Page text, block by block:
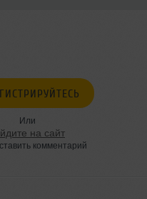
Или
на сайт
комментарий